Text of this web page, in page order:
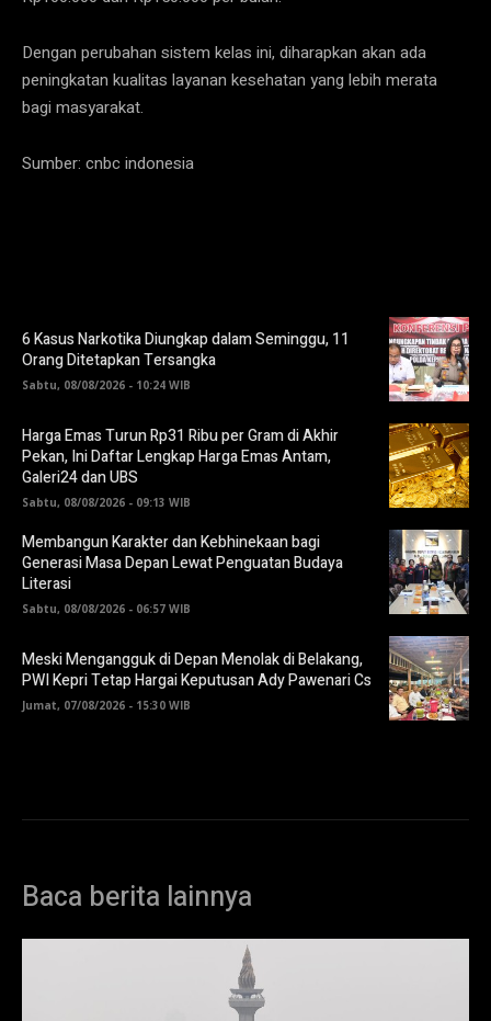
Dengan perubahan sistem kelas ini, diharapkan akan ada
peningkatan kualitas layanan kesehatan yang lebih merata
bagi masyarakat.
Sumber: cnbc indonesia
6 Kasus Narkotika Diungkap dalam Seminggu, 11
Orang Ditetapkan Tersangka
Sabtu, 08/08/2026 - 10:24 WIB
Harga Emas Turun Rp31 Ribu per Gram di Akhir
Pekan, Ini Daftar Lengkap Harga Emas Antam,
Galeri24 dan UBS
Sabtu, 08/08/2026 - 09:13 WIB
Membangun Karakter dan Kebhinekaan bagi
Generasi Masa Depan Lewat Penguatan Budaya
Literasi
Sabtu, 08/08/2026 - 06:57 WIB
Meski Mengangguk di Depan Menolak di Belakang,
PWI Kepri Tetap Hargai Keputusan Ady Pawenari Cs
Jumat, 07/08/2026 - 15:30 WIB
Baca berita lainnya